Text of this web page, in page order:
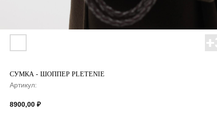
СУМКА - ШОППЕР PLETENIE
Артикул:
8900,00 ₽